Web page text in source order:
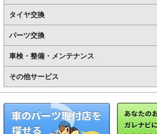
タイヤ交換
パーツ交換
車検・整備・メンテナンス
その他サービス